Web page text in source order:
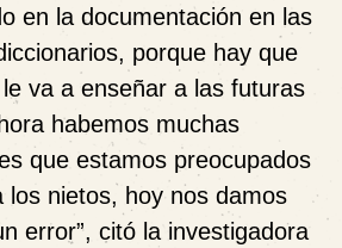
en la documentación en las
porque hay que
va a enseñar a las futuras
habemos muchas
que estamos preocupados
los nietos, hoy nos damos
error”, citó la investigadora